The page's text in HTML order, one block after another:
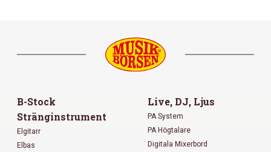
B-Stock
Stränginstrument
Elgitarr
Elbas
Live, DJ, Ljus
PA System
PA Högtalare
Digitala Mixerbord